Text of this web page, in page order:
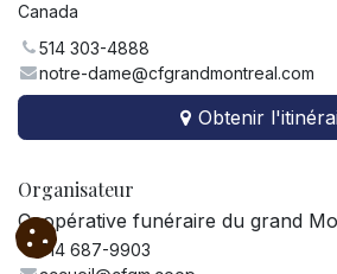
Canada
514 303-4888
notre-dame@cfgrandmontreal.com
Obtenir
Organisateur
Coopérative funéraire du grand
514 687-9903